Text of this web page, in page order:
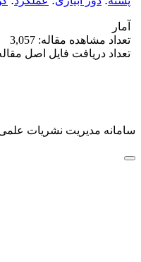
آمار
تعداد مشاهده مقاله: 3,057
تعداد دریافت فایل اصل مقاله:
سامانه مدیریت نشریات